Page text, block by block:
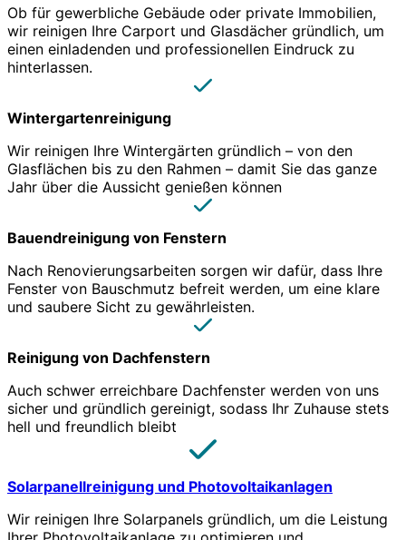
Ob für gewerbliche Gebäude oder private Immobilien,
wir reinigen Ihre Carport und Glasdächer gründlich, um
einen einladenden und professionellen Eindruck zu
hinterlassen.
Wintergartenreinigung
Wir reinigen Ihre Wintergärten gründlich – von den
Glasflächen bis zu den Rahmen – damit Sie das ganze
Jahr über die Aussicht genießen können
Bauendreinigung von Fenstern
Nach Renovierungsarbeiten sorgen wir dafür, dass Ihre
Fenster von Bauschmutz befreit werden, um eine klare
und saubere Sicht zu gewährleisten.
Reinigung von Dachfenstern
Auch schwer erreichbare Dachfenster werden von uns
sicher und gründlich gereinigt, sodass Ihr Zuhause stets
hell und freundlich bleibt
Solarpanellreinigung und Photovoltaikanlagen
Wir reinigen Ihre Solarpanels gründlich, um die Leistung